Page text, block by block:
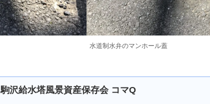
水道制水弁のマンホール蓋
駒沢給水塔風景資産保存会 コマQ